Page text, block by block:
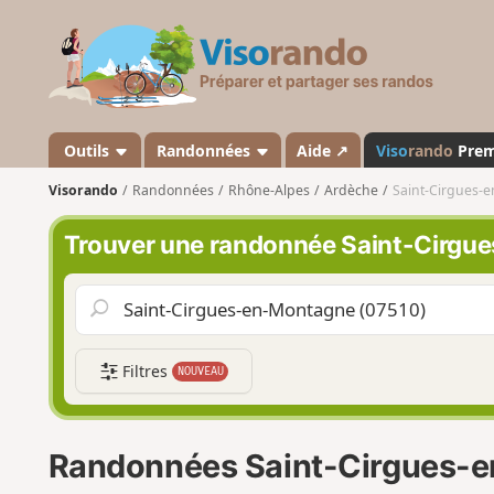
s
a
n
d
o
Outils Randonnées Aide ↗ Visorando
Visorando Randonnées Rhône-Alpes Ardèche Saint-Cirgues-
Trouver une randonnée Saint-
Filtres NOUVEAU
Randonnées Saint-Cirgues-